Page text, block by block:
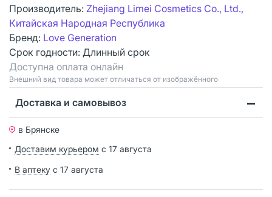
Производитель: Zhejiang Limei Cosmetics Co., Ltd.,
Китайская Народная Республика
Бренд: Love Generation
Срок годности: Длинный срок
Доступна оплата онлайн
Bнешний вид товара может отличаться от изображённого
Доставка и самовывоз
в Брянске
Доставим курьером с 17 августа
В аптеку с 17 августа